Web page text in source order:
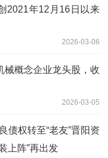
2021年12月16日以来
2026-03-06
械概念企业龙头股，收
2026-03-05
债权转至“老友”晋阳资
上阵”再出发